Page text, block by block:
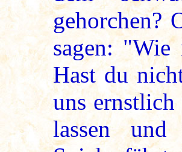
gehorchen?
sagen: "Wie
Hast du
uns ernstlich
lassen